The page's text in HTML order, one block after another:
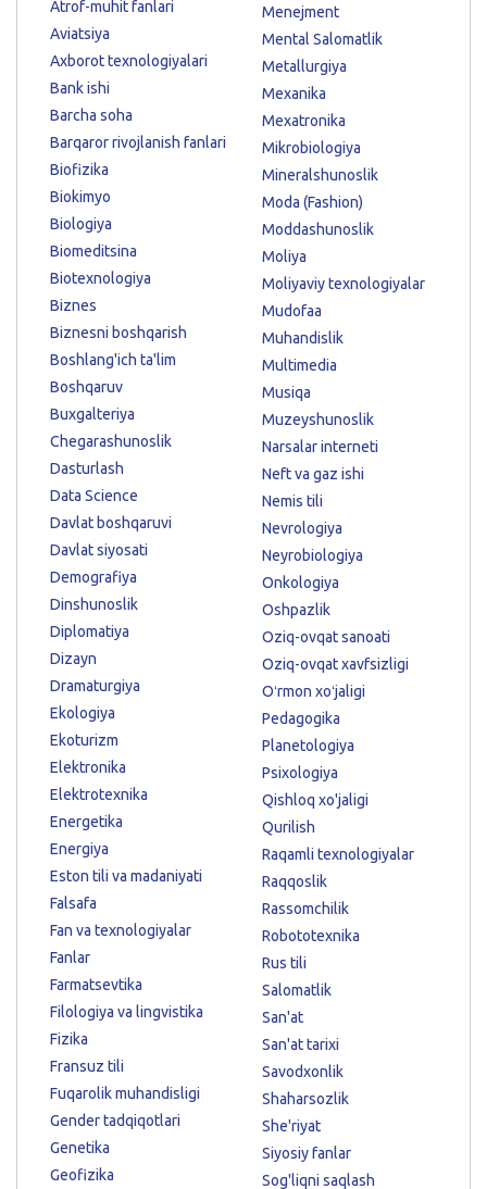
Atrof-muhit fanlari
Aviatsiya
Axborot texnologiyalari
Bank ishi
Barcha soha
Barqaror rivojlanish fanlari
Biofizika
Biokimyo
Biologiya
Biomeditsina
Biotexnologiya
Biznes
Biznesni boshqarish
Boshlang'ich ta'lim
Boshqaruv
Buxgalteriya
Chegarashunoslik
Dasturlash
Data Science
Davlat boshqaruvi
Davlat siyosati
Demografiya
Dinshunoslik
Diplomatiya
Dizayn
Dramaturgiya
Ekologiya
Ekoturizm
Elektronika
Elektrotexnika
Energetika
Energiya
Eston tili va madaniyati
Falsafa
Fan va texnologiyalar
Fanlar
Farmatsevtika
Filologiya va lingvistika
Fizika
Fransuz tili
Fuqarolik muhandisligi
Gender tadqiqotlari
Genetika
Geofizika
Menejment
Mental Salomatlik
Metallurgiya
Mexanika
Mexatronika
Mikrobiologiya
Mineralshunoslik
Moda (Fashion)
Moddashunoslik
Moliya
Moliyaviy texnologiyalar
Mudofaa
Muhandislik
Multimedia
Musiqa
Muzeyshunoslik
Narsalar interneti
Neft va gaz ishi
Nemis tili
Nevrologiya
Neyrobiologiya
Onkologiya
Oshpazlik
Oziq-ovqat sanoati
Oziq-ovqat xavfsizligi
Oʻrmon xoʻjaligi
Pedagogika
Planetologiya
Psixologiya
Qishloq xo'jaligi
Qurilish
Raqamli texnologiyalar
Raqqoslik
Rassomchilik
Robototexnika
Rus tili
Salomatlik
San'at
San'at tarixi
Savodxonlik
Shaharsozlik
She'riyat
Siyosiy fanlar
Sog'liqni saqlash